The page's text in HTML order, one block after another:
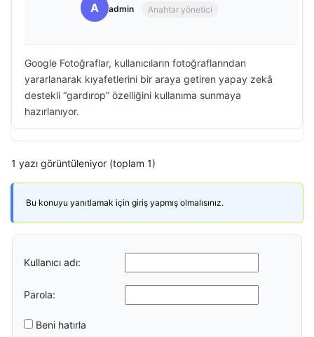
A admin Anahtar yönetici
Google Fotoğraflar, kullanıcıların fotoğraflarından
yararlanarak kıyafetlerini bir araya getiren yapay zekâ
destekli “gardırop” özelliğini kullanıma sunmaya
hazırlanıyor.
1 yazı görüntüleniyor (toplam 1)
Bu konuyu yanıtlamak için giriş yapmış olmalısınız.
Kullanıcı adı:
Parola:
Beni hatırla